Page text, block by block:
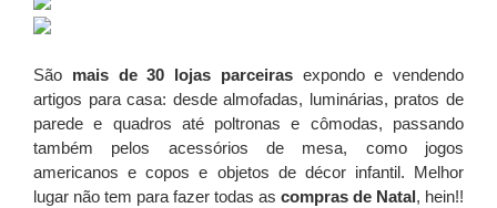
São mais de 30 lojas parceirasexpondo e vendendo
artigos para casa: desde almofadas, luminárias, pratos de
parede e quadros até poltronas e cômodas, passando
também pelos acessórios de mesa, como jogos
americanos e copos e objetos de décor infantil. Melhor
lugar não tem para fazer todas as compras de Natal, hein!!